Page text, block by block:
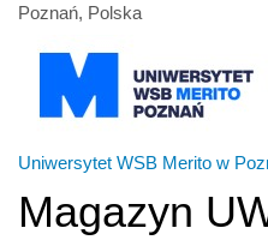
Poznań, Polska
Uniwersytet WSB Merito w
Magazyn